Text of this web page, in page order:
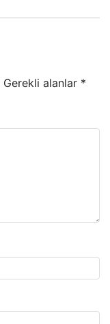
Gerekli alanlar *